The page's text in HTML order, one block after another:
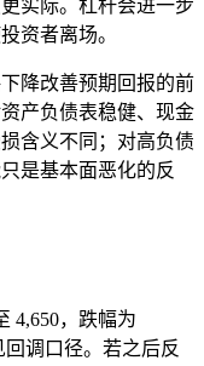
实际。杠杆会进一步
资者离场。
降改善预期回报的前
产负债表稳健、现金
含义不同；对高负债
是基本面恶化的反
4,650，跌幅为
回调口径。若之后反